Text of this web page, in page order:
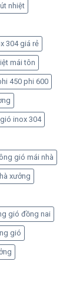
nhiệt
304 giá rẻ
mái tôn
450 phi 600
inox 304
gió mái nhà
xưởng
gió đồng nai
gió